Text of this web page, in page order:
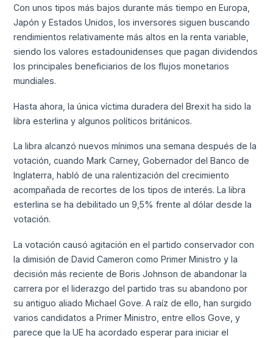
Con unos tipos más bajos durante más tiempo en Europa,
Japón y Estados Unidos, los inversores siguen buscando
rendimientos relativamente más altos en la renta variable,
siendo los valores estadounidenses que pagan dividendos
los principales beneficiarios de los flujos monetarios
mundiales.
Hasta ahora, la única víctima duradera del Brexit ha sido la
libra esterlina y algunos políticos británicos.
La libra alcanzó nuevos mínimos una semana después de la
votación, cuando Mark Carney, Gobernador del Banco de
Inglaterra, habló de una ralentización del crecimiento
acompañada de recortes de los tipos de interés. La libra
esterlina se ha debilitado un 9,5% frente al dólar desde la
votación.
La votación causó agitación en el partido conservador con
la dimisión de David Cameron como Primer Ministro y la
decisión más reciente de Boris Johnson de abandonar la
carrera por el liderazgo del partido tras su abandono por
su antiguo aliado Michael Gove. A raíz de ello, han surgido
varios candidatos a Primer Ministro, entre ellos Gove, y
parece que la UE ha acordado esperar para iniciar el